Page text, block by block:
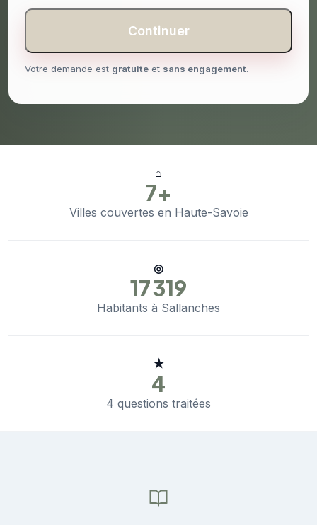
Continuer
Votre demande est gratuite et sans engagement.
⌂
7+
Villes couvertes en Haute-Savoie
◎
17 319
Habitants à Sallanches
★
4
4 questions traitées